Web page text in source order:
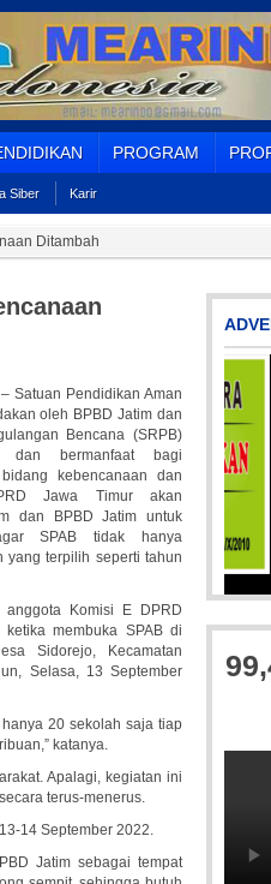
PROGRAM
Siber Karir
Ditambah
Satuan Pendidikan Aman
oleh BPBD Jatim dan
Bencana (SRPB)
dan bermanfaat bagi
kebencanaan dan
Jawa Timur akan
dan BPBD Jatim untuk
SPAB tidak hanya
yang terpilih seperti tahun
Komisi E DPRD
membuka SPAB di
Sidorejo, Kecamatan
Selasa, 13 September
20 sekolah saja tiap
katanya.
Apalagi, kegiatan ini
terus-menerus.
14 September 2022.
Jatim sebagai tempat